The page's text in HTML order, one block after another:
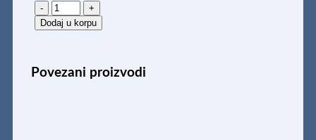
KESE
ZA
SMECE
količina
Dodaj u korpu
Povezani proizvodi